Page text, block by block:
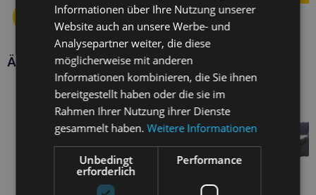
Ähnliche Produkte
Informationen über Ihre Nutzung unserer
Website auch an unsere Werbe- und
Analysepartner weiter, die diese
möglicherweise mit anderen
Informationen kombinieren, die Sie ihnen
bereitgestellt haben oder die sie im
Rahmen Ihrer Nutzung ihrer Dienste
gesammelt haben.Weitere Informationen
Unbedingt
erforderlich
Performance